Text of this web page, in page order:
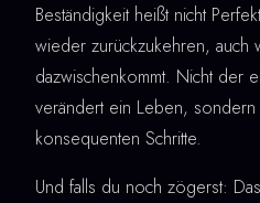
Beständigkeit heißt nicht
wieder zurückzukehren, auch
dazwischenkommt. Nicht der
verändert ein Leben,
konsequenten Schritte.
Und falls du noch zögerst: